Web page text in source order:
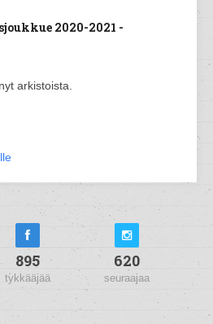
2020-2021 -
arkistoista.
895
tykkääjää
620
seuraajaa